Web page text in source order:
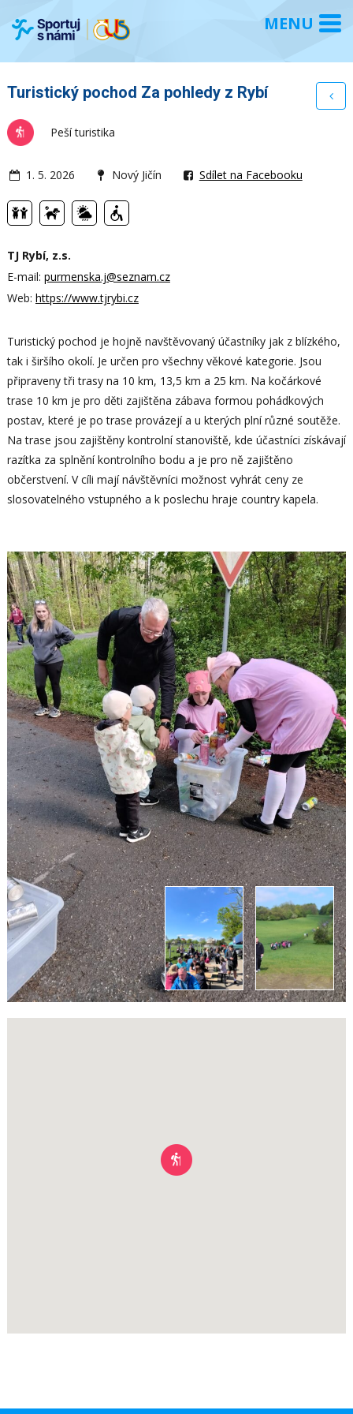
Turistický pochod Za pohledy z Rybí
Peší turistika
1. 5. 2026 Nový Jičín Sdílet na Facebooku
TJ Rybí, z.s.
E-mail: purmenska.j@seznam.cz
Web: https://www.tjrybi.cz
Turistický pochod je hojně navštěvovaný účastníky jak z blízkého,
tak i širšího okolí. Je určen pro všechny věkové kategorie. Jsou
připraveny tři trasy na 10 km, 13,5 km a 25 km. Na kočárkové
trase 10 km je pro děti zajištěna zábava formou pohádkových
postav, které je po trase provázejí a u kterých plní různé soutěže.
Na trase jsou zajištěny kontrolní stanoviště, kde účastníci získávají
razítka za splnění kontrolního bodu a je pro ně zajištěno
občerstvení. V cíli mají návštěvníci možnost vyhrát ceny ze
slosovatelného vstupného a k poslechu hraje country kapela.